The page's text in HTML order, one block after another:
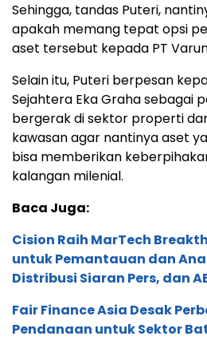
Sehingga, tandas Puteri,
apakah memang tepat opsi
aset tersebut kepada PT
Selain itu, Puteri berpesan
Sejahtera Eka Graha sebagai
bergerak di sektor properti
kawasan agar nantinya aset
bisa memberikan
kalangan milenial.
Baca Juga:
Cision Raih MarTech
untuk Pemantauan dan
Distribusi Siaran Pers, dan
Fair Finance Asia Desak
Pendanaan untuk Sektor